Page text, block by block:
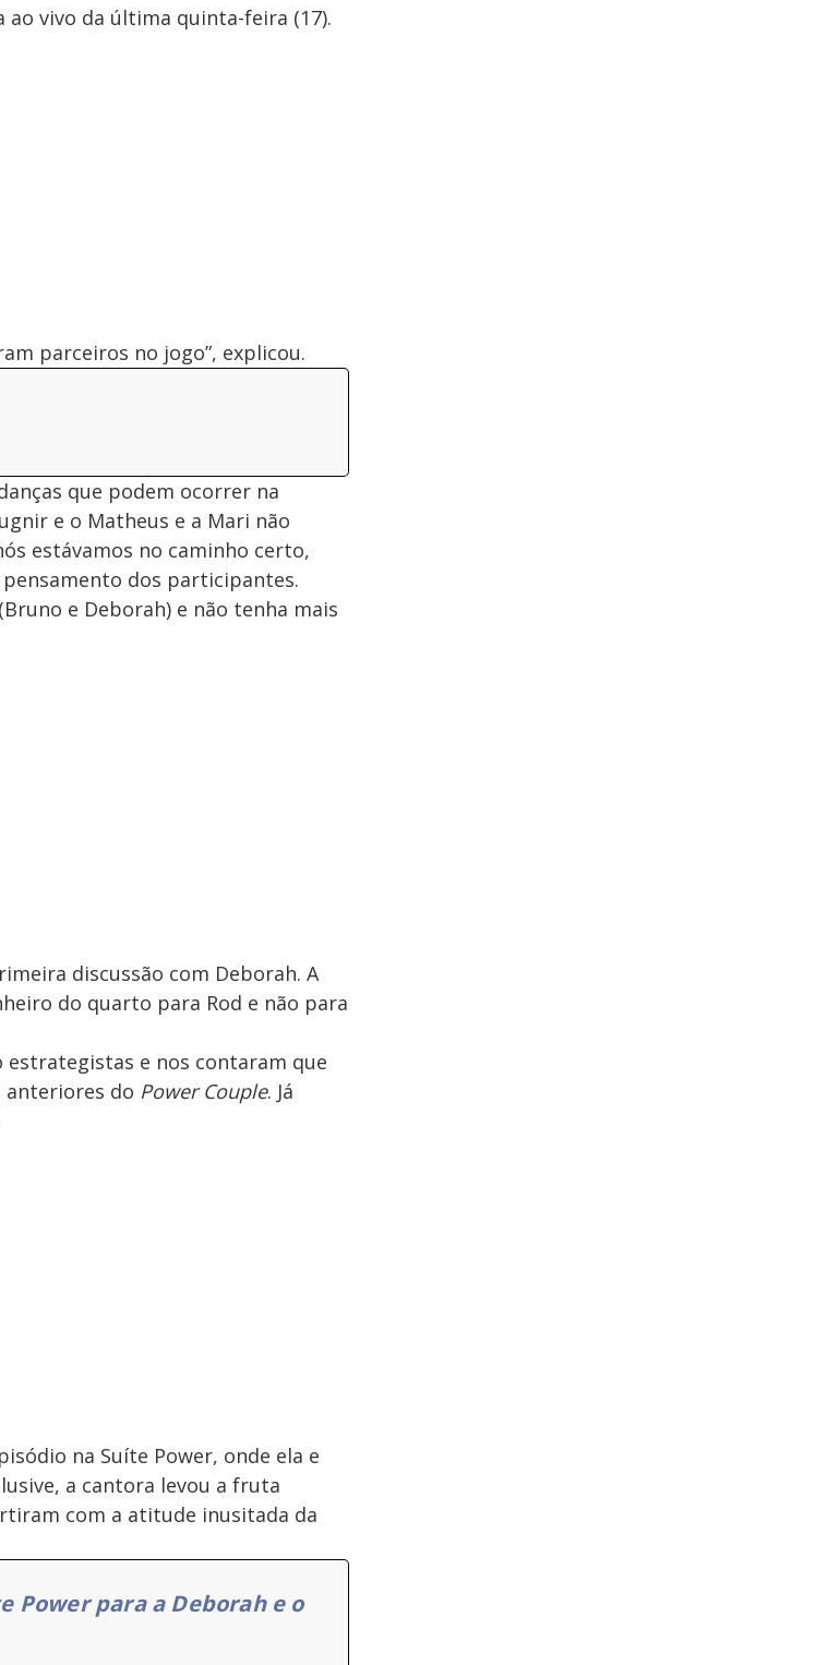
ao vivo da última quinta-feira (17).
parceiros no jogo”, explicou.
que podem ocorrer na
e o Matheus e a Mari não
estávamos no caminho certo,
dos participantes.
e Deborah) e não tenha mais
discussão com Deborah. A
do quarto para Rod e não para
estrategistas e nos contaram que
anteriores do Power Couple. Já
na Suíte Power, onde ela e
a cantora levou a fruta
com a atitude inusitada da
Power para a Deborah e o